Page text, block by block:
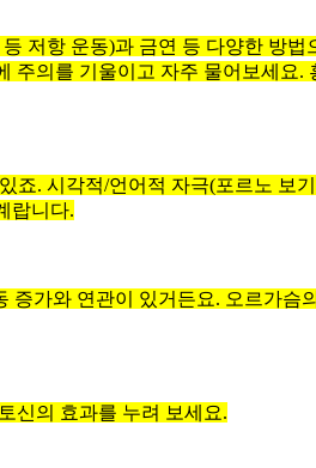
저항 운동)과 금연 등 다양한 방법
주의를 기울이고 자주 물어보세요.
죠. 시각적/언어적 자극(포르노 보
랍니다.
가와 연관이 있거든요. 오르가슴
신의 효과를 누려 보세요.